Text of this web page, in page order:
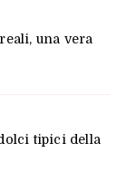
una vera
tipici della